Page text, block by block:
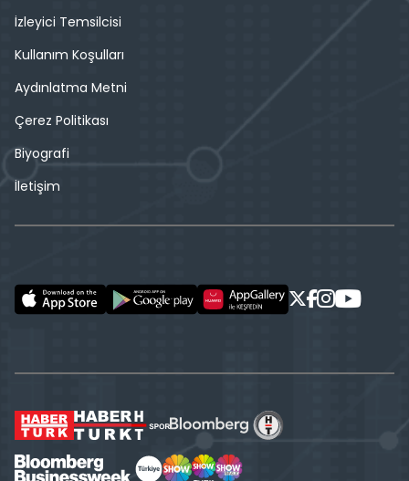
İzleyici Temsilcisi
Kullanım Koşulları
Aydınlatma Metni
Çerez Politikası
Biyografi
İletişim